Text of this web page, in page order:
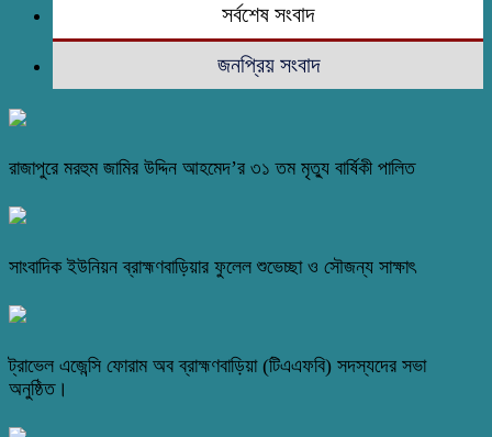
সর্বশেষ সংবাদ
জনপ্রিয় সংবাদ
রাজাপুরে মরহুম জামির উদ্দিন আহমেদ’র ৩১ তম মৃত্যু বার্ষিকী পালিত
সাংবাদিক ইউনিয়ন ব্রাহ্মণবাড়িয়ার ফুলেল শুভেচ্ছা ও সৌজন্য সাক্ষাৎ
ট্রাভেল এজেন্সি ফোরাম অব ব্রাহ্মণবাড়িয়া (টিএএফবি) সদস্যদের সভা
অনুষ্ঠিত।